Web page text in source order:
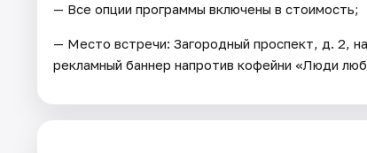
— Все опции программы включены в стоимость;
— Место встречи: Загородный проспект, д. 2,
рекламный баннер напротив кофейни «Люди